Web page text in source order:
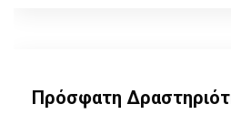
Πρόσφατη